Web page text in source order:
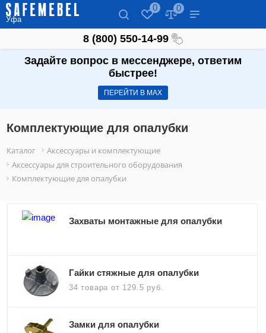
Уфа
0 0
8 (800) 550-14-99
Задайте вопрос в мессенджере, ответим
быстрее!
ПЕРЕЙТИ В МАХ
Комплектующие для опалубки
Каталог
Аксессуары и комплектующие
Аксессуары для строительного оборудования
Комплектующие для опалубки
Захваты монтажные для опалубки
Гайки стяжные для опалубки
34 товара от 129.5 руб.
Замки для опалубки